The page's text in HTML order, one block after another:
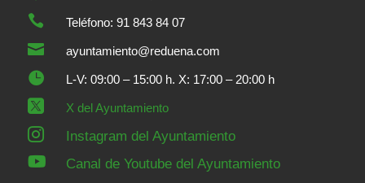
 Teléfono: 91 843 84 07
 ayuntamiento@reduena.com
 L-V: 09:00 – 15:00 h. X: 17:00 – 20:00 h
 X del Ayuntamiento
 Instagram del Ayuntamiento
 Canal de Youtube del Ayuntamiento